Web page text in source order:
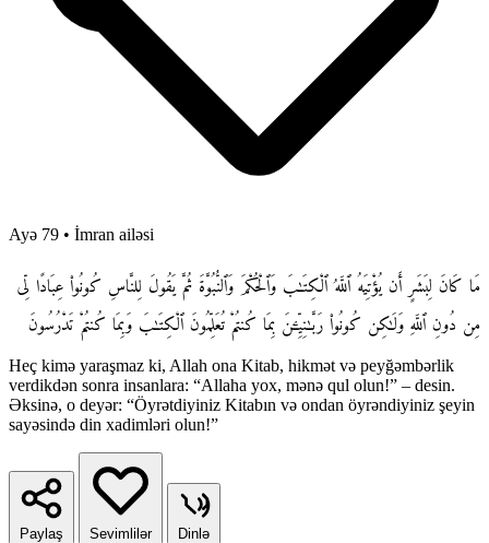
Ayə 79 • İmran ailəsi
مَا كَانَ لِبَشَرٍ أَن يُؤْتِيَهُ ٱللَّهُ ٱلْكِتَـٰبَ وَٱلْحُكْمَ وَٱلنُّبُوَّةَ ثُمَّ يَقُولَ لِلنَّاسِ كُونُوا۟ عِبَادًا لِّى
مِن دُونِ ٱللَّهِ وَلَـٰكِن كُونُوا۟ رَبَّـٰنِيِّـۧنَ بِمَا كُنتُمْ تُعَلِّمُونَ ٱلْكِتَـٰبَ وَبِمَا كُنتُمْ تَدْرُسُونَ
Heç kimə yaraşmaz ki, Allah ona Kitab, hikmət və peyğəmbərlik
verdikdən sonra insanlara: “Allaha yox, mənə qul olun!” – desin.
Əksinə, o deyər: “Öyrətdiyiniz Kitabın və ondan öyrəndiyiniz şeyin
sayəsində din xadimləri olun!”
Paylaş Sevimlilər Dinlə